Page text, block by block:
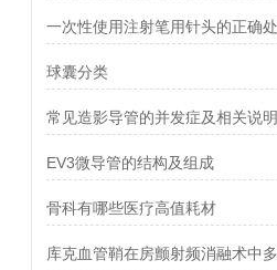
球囊分类
常见造影导管的并发症及相关说明
EV3微导管的结构及组成
骨科有哪些医疗高值耗材